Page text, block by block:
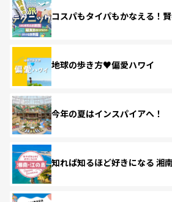
コスパもタイパもかなえる！
地球の歩き方♥偏愛ハワイ
今年の夏はインスパイアへ！
知れば知るほど好きになる 湘